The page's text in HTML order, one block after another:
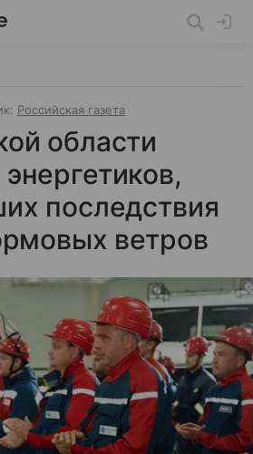
Российская газета
области
последствия
ветров